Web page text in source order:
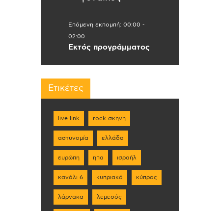
Επόμενη εκπομπή: 00:00 -
02:00
Εκτός προγράμματος
Ετικέτες
live link rock σκηνη
αστυνομία ελλάδα
ευρώπη ηπα ισραήλ
κανάλι 6 κυπριακό κύπρος
λάρνακα λεμεσός